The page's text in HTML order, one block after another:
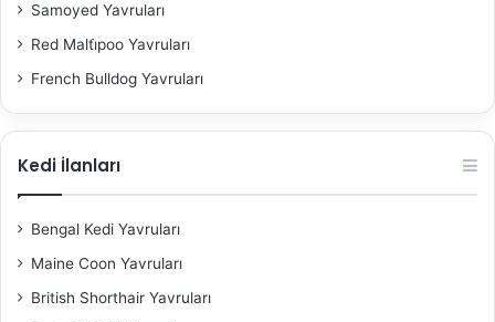
Samoyed Yavruları
Red Malti̇poo Yavruları
French Bulldog Yavruları
Kedi İlanları
Bengal Kedi Yavruları
Maine Coon Yavruları
British Shorthair Yavruları